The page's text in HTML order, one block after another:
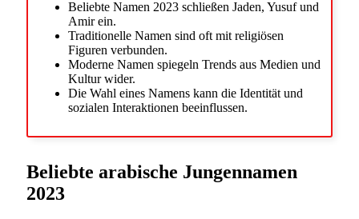
Beliebte Namen 2023 schließen Jaden, Yusuf und
Amir ein.
Traditionelle Namen sind oft mit religiösen
Figuren verbunden.
Moderne Namen spiegeln Trends aus Medien und
Kultur wider.
Die Wahl eines Namens kann die Identität und
sozialen Interaktionen beeinflussen.
Beliebte arabische Jungennamen
2023